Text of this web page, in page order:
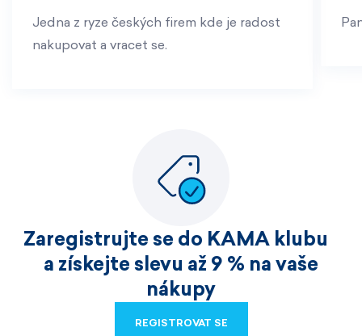
Jedna z ryze českých firem kde je radost
nakupovat a vracet se.
Zaregistrujte se do KAMA klubu
a získejte slevu až 9 % na vaše
nákupy
REGISTROVAT SE